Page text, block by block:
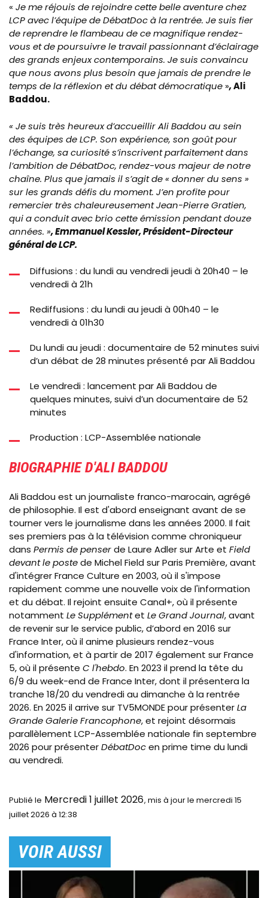
« Je me réjouis de rejoindre cette belle aventure chez
LCP avec l’équipe de DébatDoc à la rentrée. Je suis fier
de reprendre le flambeau de ce magnifique rendez-
vous et de poursuivre le travail passionnant d’éclairage
des grands enjeux contemporains. Je suis convaincu
que nous avons plus besoin que jamais de prendre le
temps de la réflexion et du débat démocratique »,Ali
Baddou.
« Je suis très heureux d’accueillir Ali Baddou au sein
des équipes de LCP. Son expérience, son goût pour
l’échange, sa curiosité s’inscrivent parfaitement dans
l’ambition de DébatDoc, rendez-vous majeur de notre
chaîne. Plus que jamais il s’agit de « donner du sens »
sur les grands défis du moment. J’en profite pour
remercier très chaleureusement Jean-Pierre Gratien,
qui a conduit avec brio cette émission pendant douze
années. », Emmanuel Kessler, Président-Directeur
général de LCP.
Diffusions : du lundi au vendredi jeudi à 20h40 – le
vendredi à 21h
Rediffusions : du lundi au jeudi à 00h40 – le
vendredi à 01h30
Du lundi au jeudi : documentaire de 52 minutes suivi
d’un débat de 28 minutes présenté par Ali Baddou
Le vendredi : lancement par Ali Baddou de
quelques minutes, suivi d’un documentaire de 52
minutes
Production : LCP-Assemblée nationale
BIOGRAPHIE D'ALI BADDOU
Ali Baddou est un journaliste franco-marocain, agrégé
de philosophie. Il est d'abord enseignant avant de se
tourner vers le journalisme dans les années 2000. Il fait
ses premiers pas à la télévision comme chroniqueur
dans Permis de penserde Laure Adler sur Arte et Field
devant le postede Michel Field sur Paris Première, avant
d'intégrer France Culture en 2003, où il s'impose
rapidement comme une nouvelle voix de l'information
et du débat. Il rejoint ensuite Canal+, où il présente
notamment Le Supplémentet Le Grand Journal, avant
de revenir sur le service public, d’abord en 2016 sur
France Inter, où il anime plusieurs rendez-vous
d'information, et à partir de 2017 également sur France
5, où il présente C l'hebdo. En 2023 il prend la tête du
6/9 du week-end de France Inter, dont il présentera la
tranche 18/20 du vendredi au dimanche à la rentrée
2026. En 2025 il arrive sur TV5MONDE pour présenterLa
Grande Galerie Francophone, et rejoint désormais
parallèlement LCP-Assemblée nationale fin septembre
2026 pour présenterDébatDocen prime time du lundi
au vendredi.
Publié le Mercredi 1 juillet 2026
le mercredi 15
juillet 2026 à 12:38
VOIR AUSSI